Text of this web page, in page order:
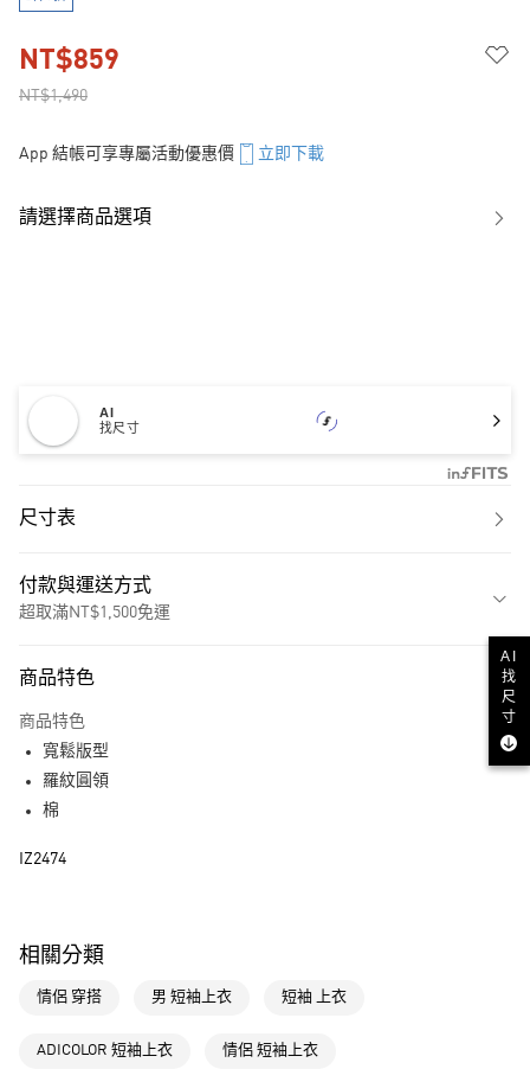
NT$1,490
NT$859
App 結帳可享專屬活動優惠價 立即下載
請選擇商品選項
AI
找尺寸
尺寸表
付款與運送方式
超取滿NT$1,500免運
LINE Pay
每筆NT$80，滿NT$1,500(含以上)免運費
付款後全家取貨
商品特色
商品特色
寬鬆版型
羅紋圓領
棉
IZ2474
相關分類
情侶 穿搭 男 短袖上衣 短袖 上衣
ADICOLOR 短袖上衣 情侶 短袖上衣
AI
找
尺
寸